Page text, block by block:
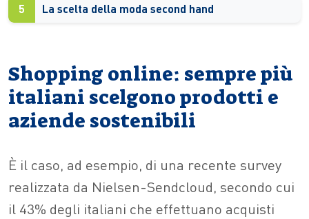
5 La scelta della moda second hand
Shopping online: sempre più
italiani scelgono prodotti e
aziende sostenibili
È il caso, ad esempio, di una recente survey
realizzata da Nielsen-Sendcloud, secondo cui
il 43% degli italiani che effettuano acquisti